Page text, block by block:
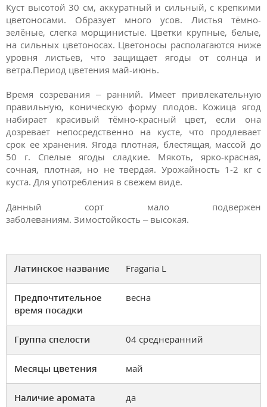
Куст высотой 30 см, аккуратный и сильный, с крепкими
цветоносами. Образует много усов. Листья тёмно-
зелёные, слегка морщинистые. Цветки крупные, белые,
на сильных цветоносах. Цветоносы располагаются ниже
уровня листьев, что защищает ягоды от солнца и
ветра.Период цветения май-июнь.
Время созревания – ранний. Имеет привлекательную
правильную, коническую форму плодов. Кожица ягод
набирает красивый тёмно-красный цвет, если она
дозревает непосредственно на кусте, что продлевает
срок ее хранения. Ягода плотная, блестящая, массой до
50 г. Спелые ягоды сладкие. Мякоть, ярко-красная,
сочная, плотная, но не твердая. Урожайность 1-2 кг с
куста. Для употребления в свежем виде.
Данный сорт мало подвержен
заболеваниям. Зимостойкость – высокая.
Латинское название Fragaria L
Предпочтительное
время посадки
весна
Группа спелости 04 среднеранний
Месяцы цветения май
Наличие аромата да